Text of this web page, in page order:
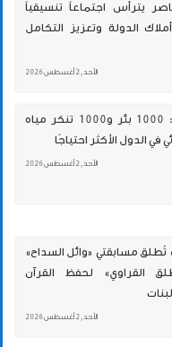
يترأس اجتماعاً تنسيقياً
الدولة وتعزيز التكامل
الأحد , 2 أغسطس 2026
"التميز الإنساني": 1000 بئر و1000 تنكر مياه
في الدول الأكثر احتياجًا
الأحد , 2 أغسطس 2026
تُطلق مسابقتي «وائل السداح»
القراوي» لحفظ القرآن
الأحد , 2 أغسطس 2026